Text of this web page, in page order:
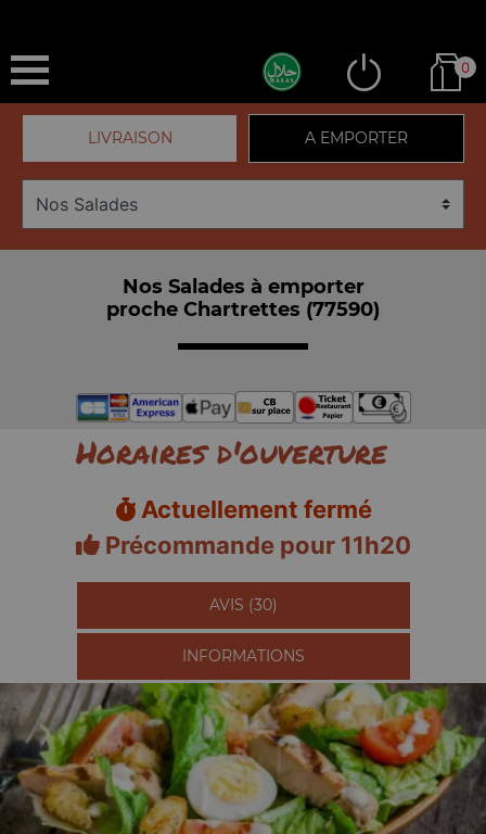
0
LIVRAISON A EMPORTER
Nos Salades à emporter
proche Chartrettes (77590)
Horaires d'ouverture
Actuellement fermé
Précommande pour 11h20
AVIS (30)
INFORMATIONS